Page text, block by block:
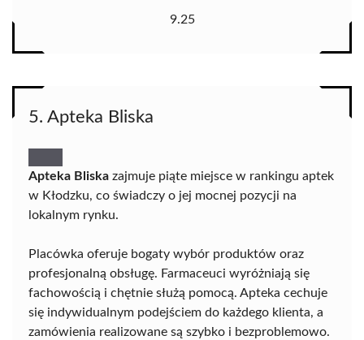
9.25
5. Apteka Bliska
Apteka Bliska zajmuje piąte miejsce w rankingu aptek
w Kłodzku, co świadczy o jej mocnej pozycji na
lokalnym rynku.
Placówka oferuje bogaty wybór produktów oraz
profesjonalną obsługę. Farmaceuci wyróżniają się
fachowością i chętnie służą pomocą. Apteka cechuje
się indywidualnym podejściem do każdego klienta, a
zamówienia realizowane są szybko i bezproblemowo.